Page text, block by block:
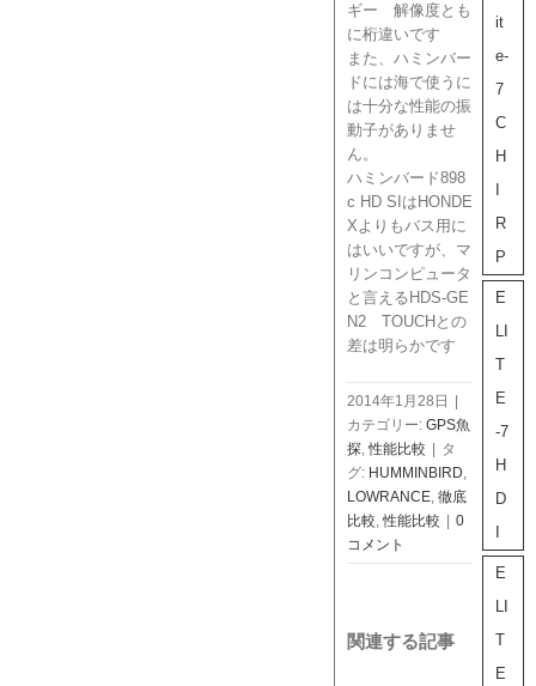
ギー 解像度とも
に桁違いです
また、ハミンバー
ドには海で使うに
は十分な性能の振
動子がありませ
ん。
ハミンバード898
c HD SIはHONDE
Xよりもバス用に
はいいですが、 マ
リンコンピュータ
と言えるHDS-GE
N2 TOUCHとの
差は明らかです
2014年1月28日
カテゴリー: GPS魚
探,性能比較
タ
グ: HUMMINBIRD,
LOWRANCE, 徹底
比較,性能比較
0
コメント
関連する記事
it
e-
7
C
H
R
P
E
LI
T
E
-7
H
D
E
LI
T
E